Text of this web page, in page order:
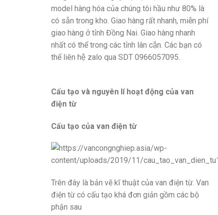
model hàng hóa của chúng tôi hầu như 80% là
có sẵn trong kho. Giao hàng rất nhanh, miễn phí
giao hàng ở tỉnh Đồng Nai. Giao hàng nhanh
nhất có thể trong các tỉnh lân cận. Các bạn có
thể liên hệ zalo qua SDT 0966057095.
Cấu tạo và nguyên lí hoạt động của van
điện từ
Cấu tạo của van điện từ
Trên đây là bản vẽ kĩ thuật của van điện từ. Van
điện từ có cấu tạo khá đơn giản gồm các bộ
phận sau